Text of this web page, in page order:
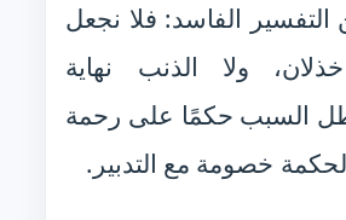
التفسير الفاسد: فلا نجعل
ولا الذنب نهاية
السبب حكمًا على رحمة
خصومة مع التدبير.